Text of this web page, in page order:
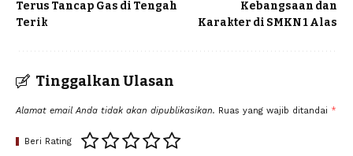
Terus Tancap Gas di Tengah
Terik ‎
Kebangsaan dan
Karakter di SMKN 1 Alas
Tinggalkan Ulasan
Alamat email Anda tidak akan dipublikasikan. Ruas yang wajib ditandai *
Beri Rating